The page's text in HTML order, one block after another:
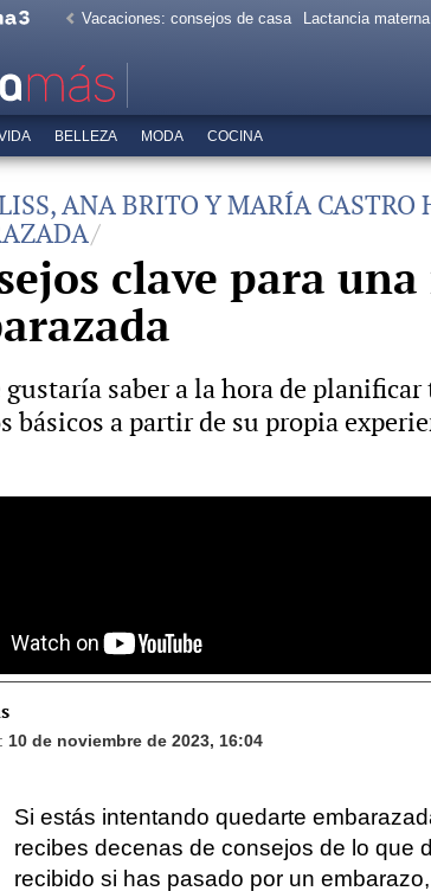
Vacaciones: consejos de casa Lactancia materna
BELLEZA MODA COCINA
ANA BRITO Y MARÍA
clave para
gustaría saber a la hora de
básicos a partir de su propia
10 de noviembre de 2023, 16:04
Si estás intentando quedarte
recibes decenas de consejos de lo que
recibido si has pasado por un